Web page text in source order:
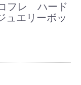
フレ ハード
エリーボッ